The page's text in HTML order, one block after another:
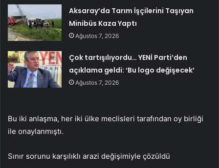
Aksaray’da Tarım İşçilerini Taşıyan
Minibüs Kaza Yaptı
Ağustos 7, 2026
Çok tartışılıyordu… YENİ Parti’den
açıklama geldi: ‘Bu logo değişecek’
Ağustos 7, 2026
Bu iki anlaşma, her iki ülke meclisleri tarafından oy birliği
ile onaylanmıştı.
Sınır sorunu karşılıklı arazi değişimiyle çözüldü